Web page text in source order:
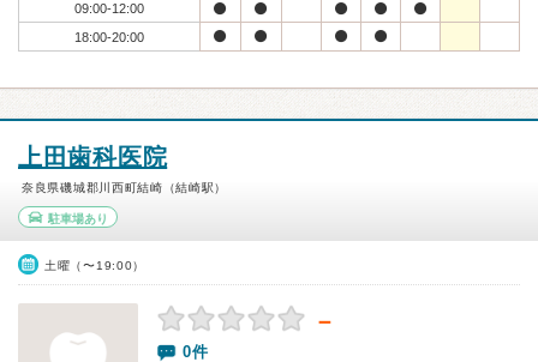
09:00-12:00
18:00-20:00
上田歯科医院
奈良県磯城郡川西町結崎（結崎駅）
駐車場あり
土曜（〜19:00）
－
0件